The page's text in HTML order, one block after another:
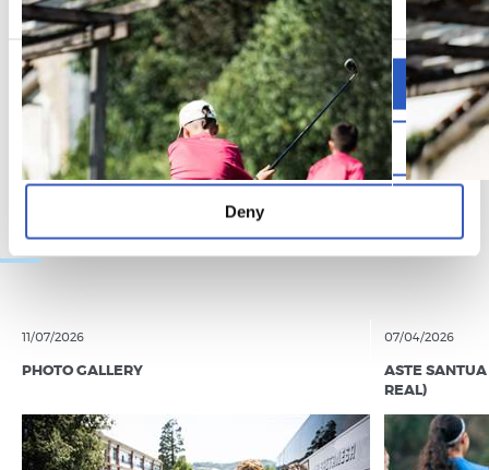
Allow all
Allow selection
Deny
11/07/2026
PHOTO GALLERY
07/04/2026
ASTE
REAL)